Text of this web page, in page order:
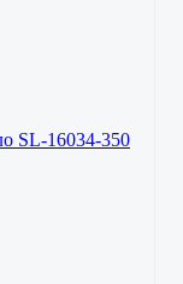
SL-16034-350